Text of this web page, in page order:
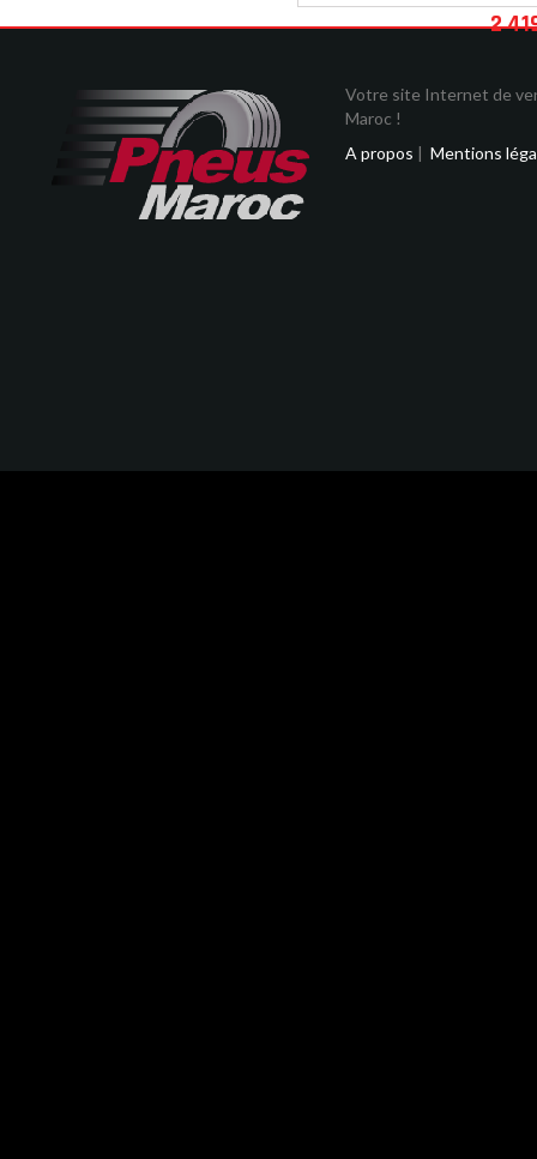
2
Votre site Internet de
Maroc !
A propos | Mentions